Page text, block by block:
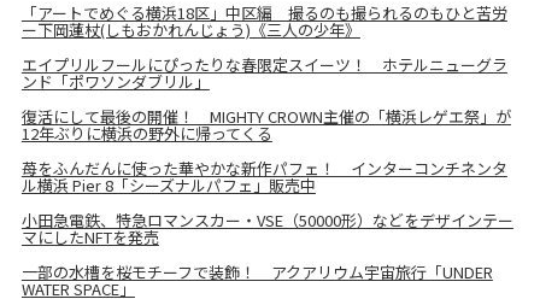
「アートでめぐる横浜18区」中区編 撮るのも撮られるのもひと苦労
ー下岡蓮杖(しもおかれんじょう)《三人の少年》
エイプリルフールにぴったりな春限定スイーツ！ ホテルニューグラ
ンド「ポワソンダブリル」
復活にして最後の開催！ MIGHTY CROWN主催の「横浜レゲエ祭」が
12年ぶりに横浜の野外に帰ってくる
苺をふんだんに使った華やかな新作パフェ！ インターコンチネンタ
ル横浜 Pier 8「シーズナルパフェ」販売中
小田急電鉄、特急ロマンスカー・VSE（50000形）などをデザインテー
マにしたNFTを発売
一部の水槽を桜モチーフで装飾！ アクアリウム宇宙旅行「UNDER
WATER SPACE」